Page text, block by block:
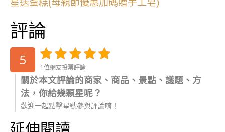
星送蛋糕(母親節優惠加碼贈手工皂)
評論
5 1位網友投票評論
關於本文評論的商家、商品、景點、議題、方
法，你給幾顆星呢？
歡迎一起點擊星號參與評論唷！